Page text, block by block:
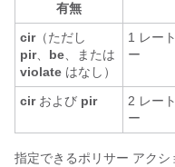
有無
cir（ただし
pir、 be 、または
violate はなし）
1 レー
ー
cirおよび pir
2 レー
ー
指定できるポリサー アク